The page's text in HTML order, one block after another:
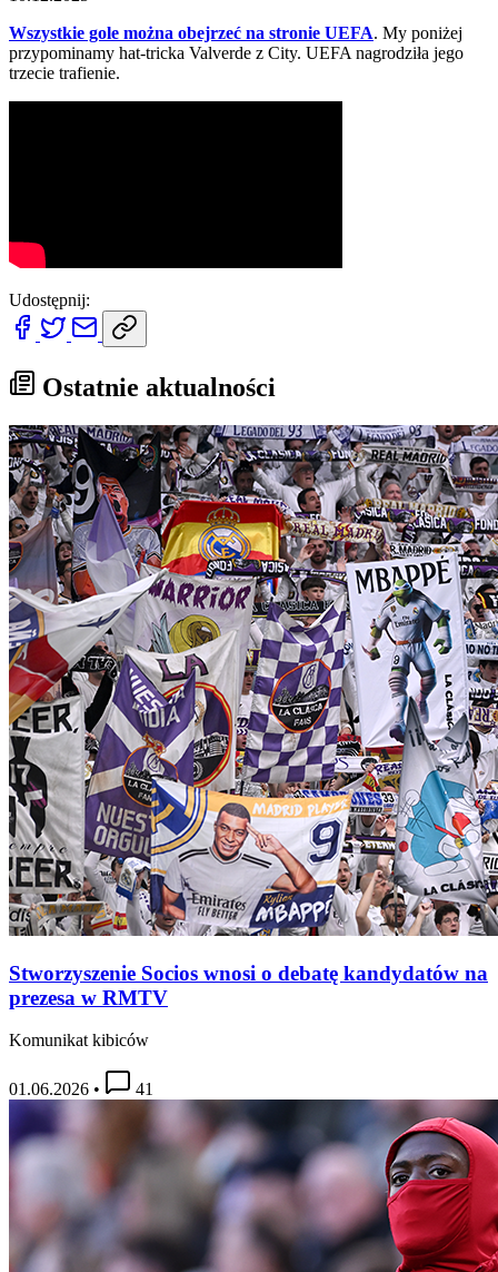
Wszystkie gole można obejrzeć na stronie UEFA. My poniżej
przypominamy hat-tricka Valverde z City. UEFA nagrodziła jego
trzecie trafienie.
Udostępnij:
Ostatnie aktualności
Stworzyszenie Socios wnosi o debatę kandydatów na
prezesa w RMTV
Komunikat kibiców
01.06.2026 • 41